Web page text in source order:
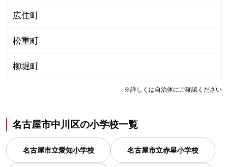
広住町
松重町
柳堀町
※詳しくは自治体にご確認ください
名古屋市中川区の小学校一覧
名古屋市立愛知小学校 名古屋市立赤星小学校